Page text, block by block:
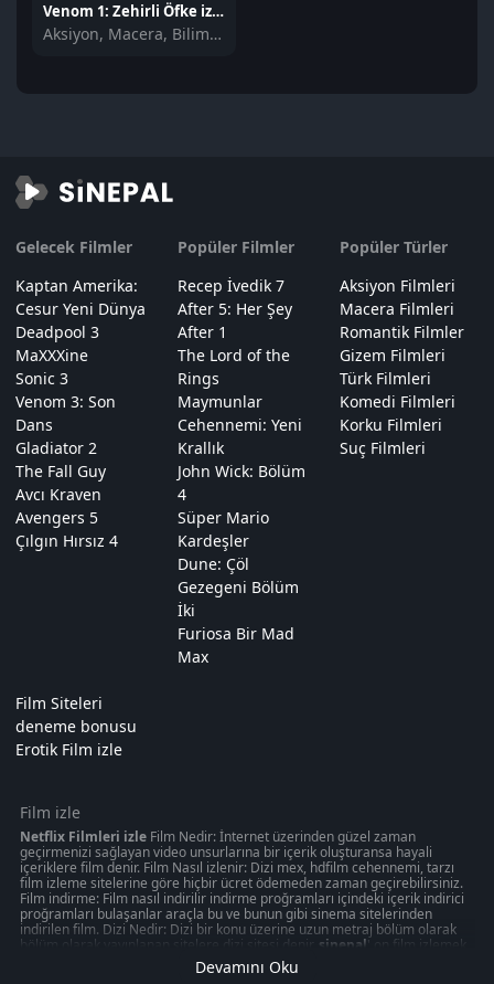
Venom 1: Zehirli Öfke izle
Aksiyon, Macera, Bilim Kurgu
Gelecek Filmler
Kaptan Amerika:
Cesur Yeni Dünya
Deadpool 3
MaXXXine
Sonic 3
Venom 3: Son
Dans
Gladiator 2
The Fall Guy
Avcı Kraven
Avengers 5
Çılgın Hırsız 4
Popüler Filmler
Recep İvedik 7
After 5: Her Şey
After 1
The Lord of the
Rings
Maymunlar
Cehennemi: Yeni
Krallık
John Wick: Bölüm
4
Süper Mario
Kardeşler
Dune: Çöl
Gezegeni Bölüm
İki
Furiosa Bir Mad
Max
Popüler Türler
Aksiyon Filmleri
Macera Filmleri
Romantik Filmler
Gizem Filmleri
Türk Filmleri
Komedi Filmleri
Korku Filmleri
Suç Filmleri
Film Siteleri
deneme bonusu
Erotik Film izle
Film izle
Netflix Filmleri izleFilm Nedir: İnternet üzerinden güzel zaman
geçirmenizi sağlayan video unsurlarına bir içerik oluşturansa hayali
içeriklere film denir. Film Nasıl izlenir: Dizi mex, hdfilm cehennemi, tarzı
film izleme sitelerine göre hiçbir ücret ödemeden zaman geçirebilirsiniz.
Film indirme: Film nasıl indirilir indirme proğramları içindeki içerik indirici
proğramları bulaşanlar araçla bu ve bunun gibi sinema sitelerinden
indirilen film. Dizi Nedir: Dizi bir konu üzerine uzun metraj bölüm olarak
bölüm olarak yayınlanan sitelere dizi sitesi denir. sinepal' on film izlemek
50 kategoride " türkçeyle ilgili olabilecek 1080p kalitede aksiyon, macera
oyunu izmek can verebilir. Akşam gibi ziyaretinizi nasıl değerlendirdiğinizi
Devamını Oku